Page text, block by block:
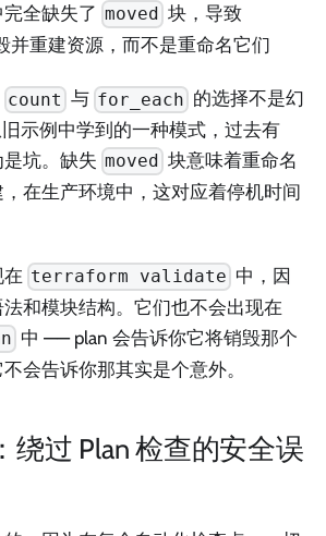
全缺失了 moved 块，导致
并重建资源，而不是重命名它们
count 与 for_each 的选择不是幻
示例中学到的一种模式，过去有
坑。缺失 moved 块意味着重命名
在生产环境中，这对应着停机时间
terraform validate 中，因
和模块结构。它们也不会出现在
中 —— plan 会告诉你它将销毁那个
会告诉你那其实是个意外。
绕过 Plan 检查的安全误